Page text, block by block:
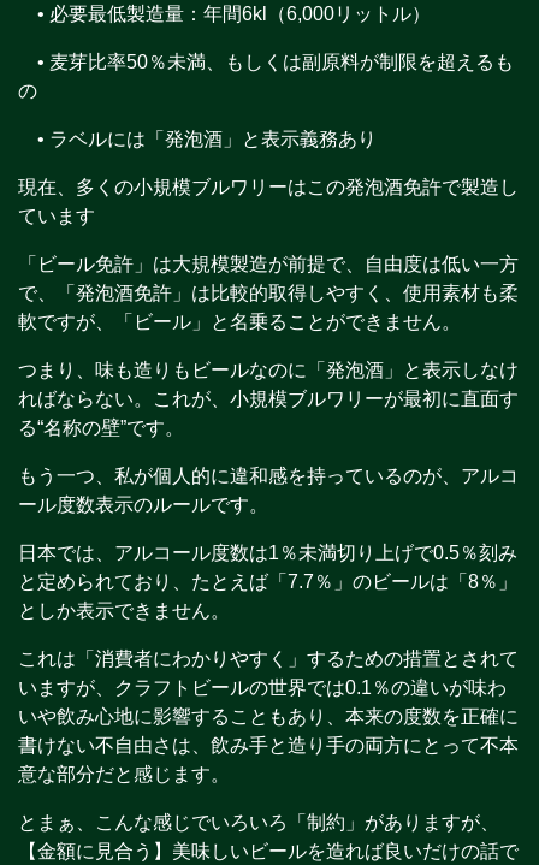
• 必要最低製造量：年間6kl（6,000リットル）
• 麦芽比率50％未満、もしくは副原料が制限を超えるも
の
• ラベルには「発泡酒」と表示義務あり
現在、多くの小規模ブルワリーはこの発泡酒免許で製造し
ています
「ビール免許」は大規模製造が前提で、自由度は低い一方
で、「発泡酒免許」は比較的取得しやすく、使用素材も柔
軟ですが、「ビール」と名乗ることができません。
つまり、味も造りもビールなのに「発泡酒」と表示しなけ
ればならない。これが、小規模ブルワリーが最初に直面す
る“名称の壁”です。
もう一つ、私が個人的に違和感を持っているのが、アルコ
ール度数表示のルールです。
日本では、アルコール度数は1％未満切り上げで0.5％刻み
と定められており、たとえば「7.7％」のビールは「8％」
としか表示できません。
これは「消費者にわかりやすく」するための措置とされて
いますが、クラフトビールの世界では0.1％の違いが味わ
いや飲み心地に影響することもあり、本来の度数を正確に
書けない不自由さは、飲み手と造り手の両方にとって不本
意な部分だと感じます。
とまぁ、こんな感じでいろいろ「制約」がありますが、
【金額に見合う】美味しいビールを造れば良いだけの話で